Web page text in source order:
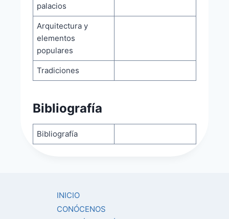
palacios
Arquitectura y
elementos
populares
Tradiciones
Bibliografía
Bibliografía
INICIO
CONÓCENOS